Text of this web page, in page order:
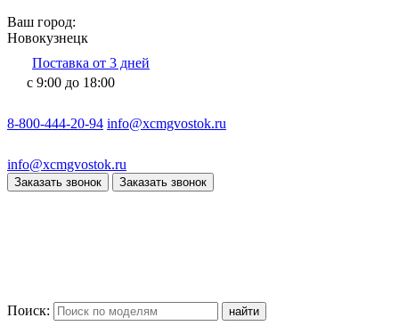
Ваш город:
Новокузнецк
Поставка от 3 дней
с 9:00 до 18:00
8-800-444-20-94 info@xcmgvostok.ru
info@xcmgvostok.ru
Заказать звонок Заказать звонок
Поиск: